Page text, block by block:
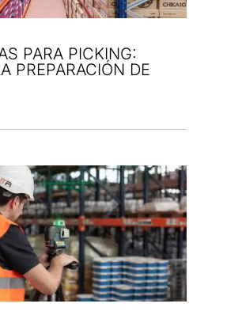
PARA PICKING:
PREPARACIÓN DE